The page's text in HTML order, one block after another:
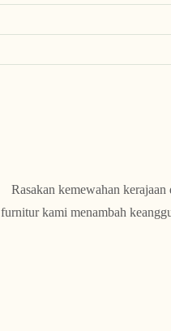
Rasakan kemewahan
furnitur kami menambah